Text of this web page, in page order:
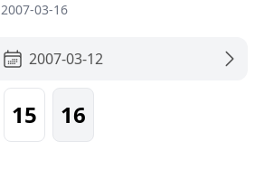
2007-03-16
2007-03-12
15 16